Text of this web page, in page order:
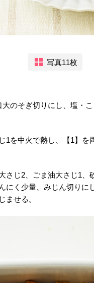
写真11枚
大のそぎ切りにし、塩・
1を中火で熱し、【1】
さじ2、ごま油大さじ1
にく少量、みじん切り
ませる。